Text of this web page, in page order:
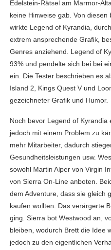
Edelstein-Rätsel am Marmor-
keine Hinweise gab. Von
wirkte Legend of Kyrandia,
extrem ansprechende Grafik,
Genres anziehend. Legend of
93% und pendelte sich bei bei
ein. Die Tester beschrieben es
Island 2, Kings Quest V und
gezeichneter Grafik und Humor.
Noch bevor Legend of
jedoch mit einem Problem zu
mehr Mitarbeiter, dadurch
Gesundheitsleistungen usw.
sowohl Martin Alper von Virgin
von Sierra On-Line anboten.
dem Adventure, dass sie gleich
kaufen wollten. Das verärgerte
ging. Sierra bot Westwood an,
bleiben, wodurch Brett die Idee
jedoch zu den eigentlichen